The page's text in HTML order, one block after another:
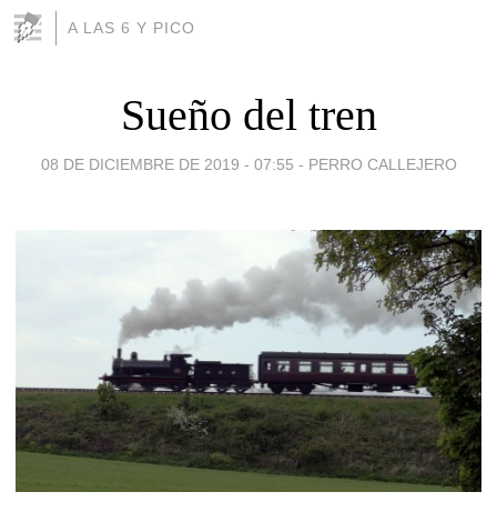
A LAS 6 Y PICO
Sueño del tren
08 DE DICIEMBRE DE 2019 - 07:55 - PERRO CALLEJERO